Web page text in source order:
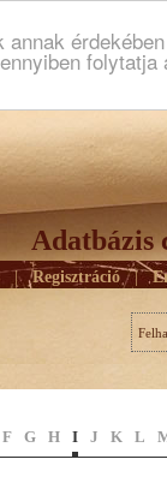
Adatbázis
| Regisztráció |
F G H I J K L